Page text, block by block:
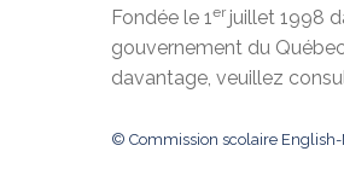
Fondée le 1er juillet 1998
gouvernement du
davantage, veuillez
© Commission scolaire